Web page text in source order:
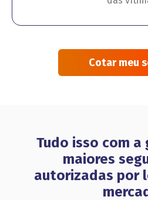
Cotar meu
Tudo isso com a
maiores
autorizadas por